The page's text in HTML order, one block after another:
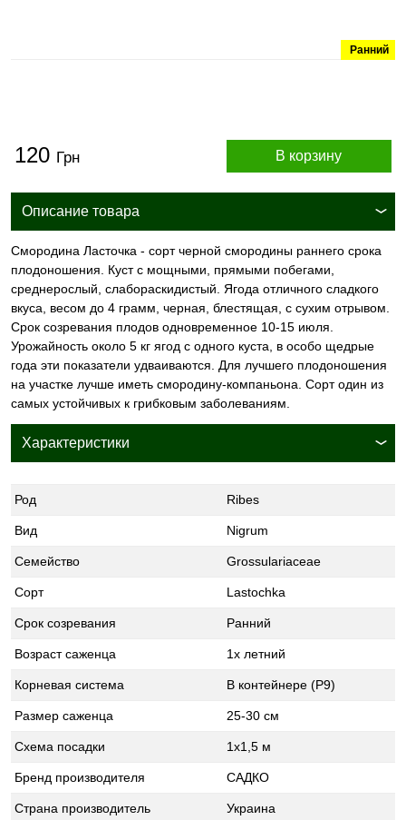
Ранний
120 Грн В корзину
Описание товара
Смородина Ласточка - сорт черной смородины раннего срока
плодоношения. Куст с мощными, прямыми побегами,
среднерослый, слабораскидистый. Ягода отличного сладкого
вкуса, весом до 4 грамм, черная, блестящая, с сухим отрывом.
Срок созревания плодов одновременное 10-15 июля.
Урожайность около 5 кг ягод с одного куста, в особо щедрые
года эти показатели удваиваются. Для лучшего плодоношения
на участке лучше иметь смородину-компаньона. Сорт один из
самых устойчивых к грибковым заболеваниям.
Характеристики
Род Ribes
Вид Nigrum
Семейство Grossulariaceae
Сорт Lastochka
Срок созревания Ранний
Возраст саженца 1х летний
Корневая система В контейнере (Р9)
Размер саженца 25-30 см
Схема посадки 1х1,5 м
Бренд производителя САДКО
Страна производитель Украина